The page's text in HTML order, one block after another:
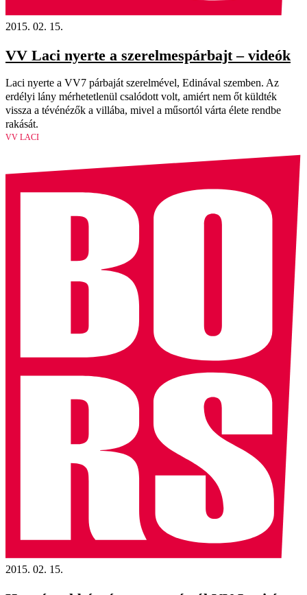
2015. 02. 15.
VV Laci nyerte a szerelmespárbajt – videók
Laci nyerte a VV7 párbaját szerelmével, Edinával szemben. Az
erdélyi lány mérhetetlenül csalódott volt, amiért nem őt küldték
vissza a tévénézők a villába, mivel a műsortól várta élete rendbe
rakását.
VV LACI
2015. 02. 15.